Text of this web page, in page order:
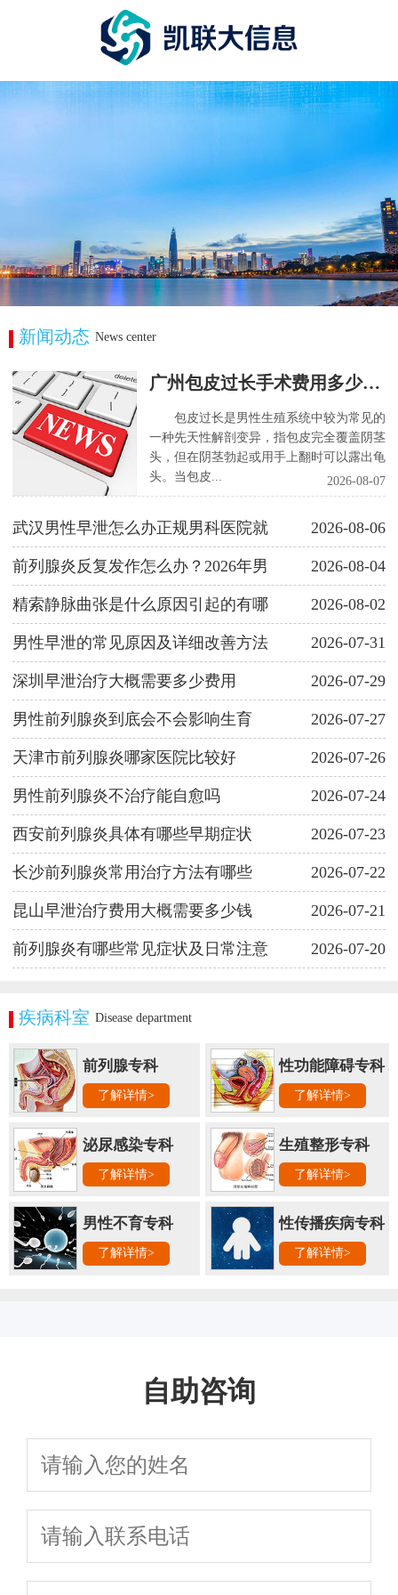
新闻动态 News center
广州包皮过长手术费用多少男科专科医院推荐
包皮过长是男性生殖系统中较为常见的
一种先天性解剖变异，指包皮完全覆盖阴茎
头，但在阴茎勃起或用手上翻时可以露出龟
头。当包皮...
2026-08-07
武汉男性早泄怎么办正规男科医院就 2026-08-06
前列腺炎反复发作怎么办？2026年男 2026-08-04
精索静脉曲张是什么原因引起的有哪 2026-08-02
男性早泄的常见原因及详细改善方法 2026-07-31
深圳早泄治疗大概需要多少费用 2026-07-29
男性前列腺炎到底会不会影响生育 2026-07-27
天津市前列腺炎哪家医院比较好 2026-07-26
男性前列腺炎不治疗能自愈吗 2026-07-24
西安前列腺炎具体有哪些早期症状 2026-07-23
长沙前列腺炎常用治疗方法有哪些 2026-07-22
昆山早泄治疗费用大概需要多少钱 2026-07-21
前列腺炎有哪些常见症状及日常注意 2026-07-20
疾病科室 Disease department
前列腺专科
了解详情>
性功能障碍专科
了解详情>
泌尿感染专科
了解详情>
生殖整形专科
了解详情>
男性不育专科
了解详情>
性传播疾病专科
了解详情>
自助咨询